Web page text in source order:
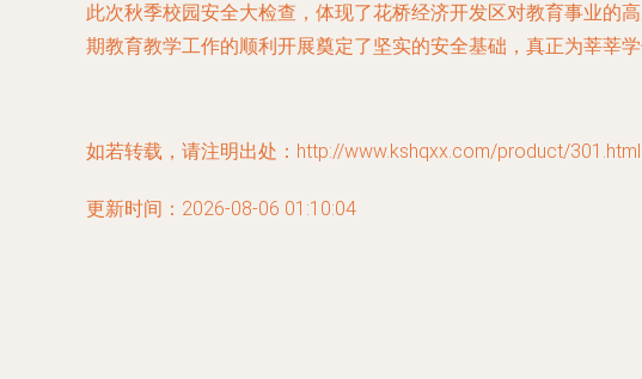
此次秋季校园安全大检查，体现了花桥经济开发区对教育事业的
期教育教学工作的顺利开展奠定了坚实的安全基础，真正为莘莘学
如若转载，请注明出处：http://www.kshqxx.com/product/301.html
更新时间：2026-08-06 01:10:04